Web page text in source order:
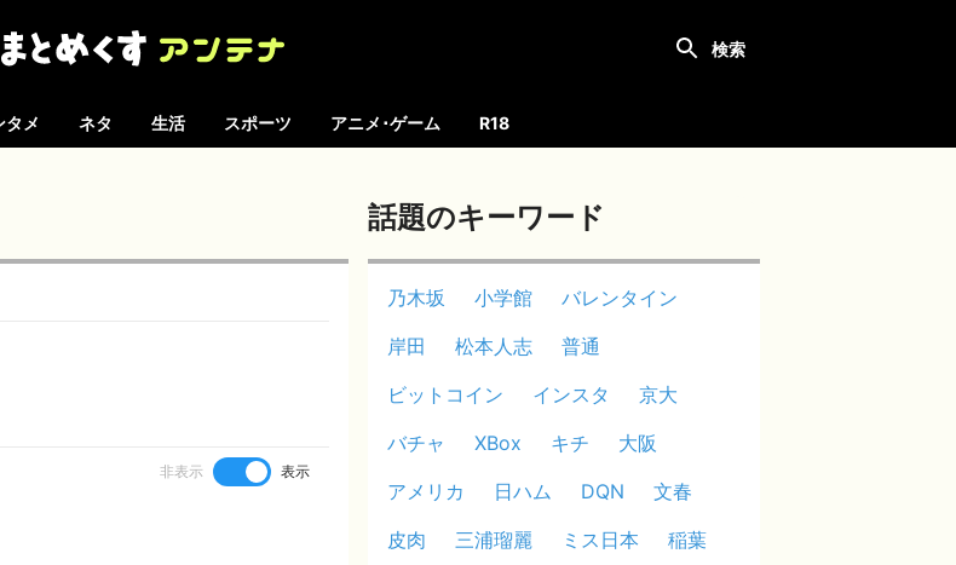
タメ ネタ 生活 スポーツ アニメ･ゲーム R18
非表示 表示
話題のキーワード
乃木坂 小学館
バレンタイン
岸田
松本人志
普通
ビットコイン
インスタ
京大
バチャ
XBox キチ
大阪
アメリカ
日ハム DQN
文春
皮肉
三浦瑠麗 ミス日本
稲葉